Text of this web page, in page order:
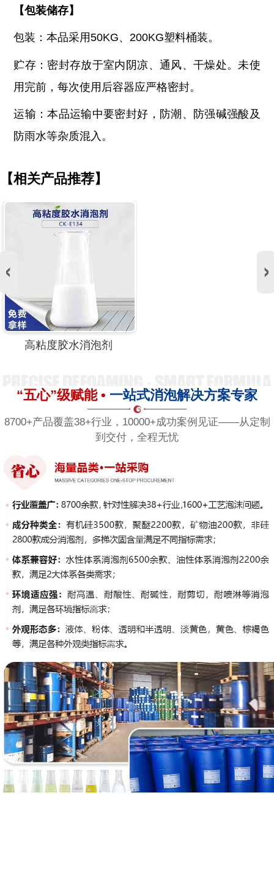
【包装储存】
包装：本品采用50KG、200KG塑料桶装。
贮存：密封存放于室内阴凉、通风、干燥处。未使
用完前，每次使用后容器应严格密封。
运输：本品运输中要密封好，防潮、防强碱强酸及
防雨水等杂质混入。
【相关产品推荐】
高粘度胶水消泡剂
“五心”级赋能 • 一站式消泡解决方案专家
8700+产品覆盖38+行业，10000+成功案例见证——从定制
到交付，全程无忧